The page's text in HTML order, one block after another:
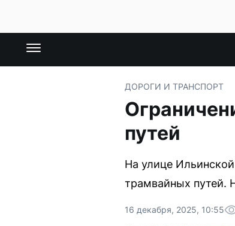
ДОРОГИ И ТРАНСПОРТ
путей
На улице
трамвайных путей.
16 декабря, 2025, 10:55